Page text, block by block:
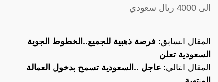
الى 4000 ريال سعودي
المقال السابق: فرصة ذهبية للجميع..الخطوط الجوية
السعودية تعلن
المقال التالي: عاجل ..السعودية تسمح بدخول العمالة